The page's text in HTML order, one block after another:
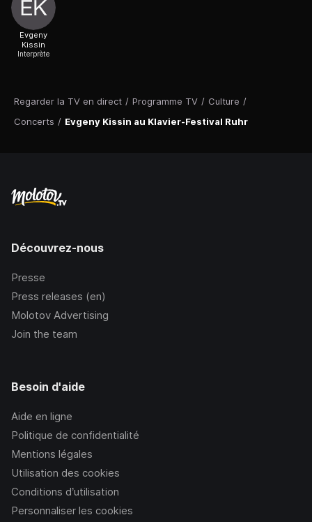
Regarder la TV en direct / Programme TV / Culture /
Concerts / Evgeny Kissin au Klavier-Festival Ruhr
Evgeny
Kissin
Interprète
Découvrez-nous
Presse
Press releases (en)
Molotov Advertising
Join the team
Besoin d'aide
Aide en ligne
Politique de confidentialité
Mentions légales
Utilisation des cookies
Conditions d’utilisation
Personnaliser les cookies